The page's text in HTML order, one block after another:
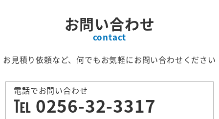
お問い合わせ
contact
お見積り依頼など、何でもお気軽にお問い合わせください
電話でお問い合わせ
℡ 0256-32-3317